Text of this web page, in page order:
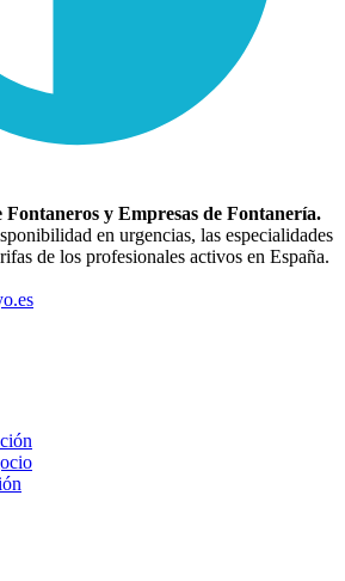
y Empresas de Fontanería.
en urgencias, las especialidades
de los profesionales activos en España.